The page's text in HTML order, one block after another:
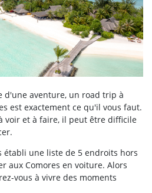
d'une aventure, un road trip à
est exactement ce qu'il vous faut.
voir et à faire, il peut être difficile
établi une liste de 5 endroits hors
aux Comores en voiture. Alors
vous à vivre des moments